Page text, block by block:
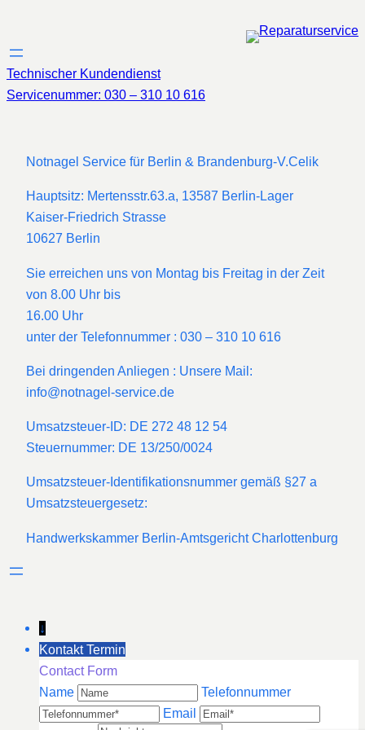
springen
Technischer Kundendienst
Servicenummer: 030 – 310 10 616
Notnagel Service für Berlin & Brandenburg-V.Celik
Hauptsitz: Mertensstr.63.a, 13587 Berlin-Lager
Kaiser-Friedrich Strasse
10627 Berlin
Sie erreichen uns von Montag bis Freitag in der Zeit
von 8.00 Uhr bis
16.00 Uhr
unter der Telefonnummer : 030 – 310 10 616
Bei dringenden Anliegen : Unsere Mail:
info@notnagel-service.de
Umsatzsteuer-ID: DE 272 48 12 54
Steuernummer: DE 13/250/0024
Umsatzsteuer-Identifikationsnummer gemäß §27 a
Umsatzsteuergesetz:
Handwerkskammer Berlin-Amtsgericht Charlottenburg
↓
Kontakt Termin
Contact Form
Name
Telefonnummer
Email